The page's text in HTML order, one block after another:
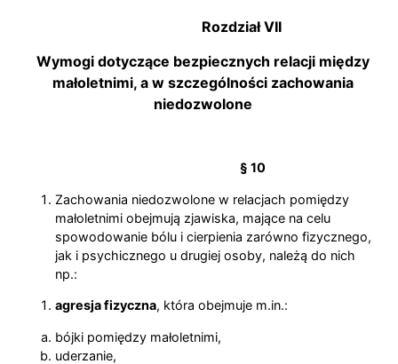
Rozdział VII
Wymogi dotyczące bezpiecznych relacji między
małoletnimi, a w szczególności zachowania
niedozwolone
§ 10
Zachowania niedozwolone w relacjach pomiędzy
małoletnimi obejmują zjawiska, mające na celu
spowodowanie bólu i cierpienia zarówno fizycznego,
jak i psychicznego u drugiej osoby, należą do nich
np.:
agresja fizyczna, która obejmuje m.in.:
bójki pomiędzy małoletnimi,
uderzanie,